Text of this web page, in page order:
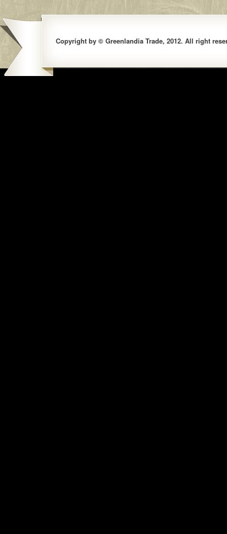
Copyright by © Greenlandia Trade, 2012. All right